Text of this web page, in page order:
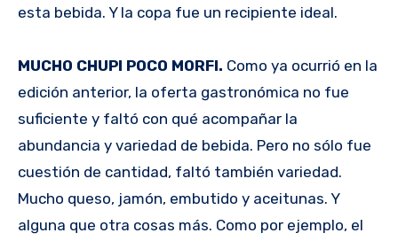
esta bebida. Y la copa fue un recipiente ideal.
MUCHO CHUPI POCO MORFI. Como ya ocurrió en la
edición anterior, la oferta gastronómica no fue
suficiente y faltó con qué acompañar la
abundancia y variedad de bebida. Pero no sólo fue
cuestión de cantidad, faltó también variedad.
Mucho queso, jamón, embutido y aceitunas. Y
alguna que otra cosas más. Como por ejemplo, el